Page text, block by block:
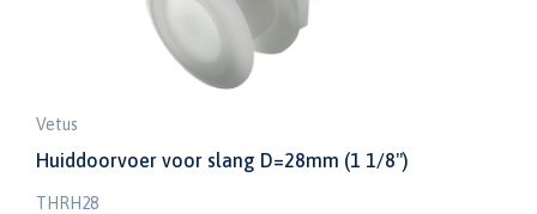
Vetus
Huiddoorvoer voor slang D=28mm (1 1/8")
THRH28